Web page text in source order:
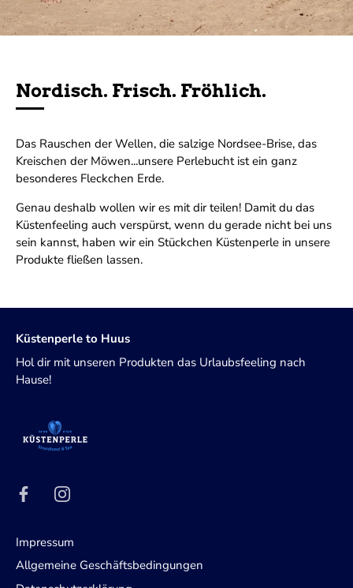
Nordisch. Frisch. Fröhlich.
Das Rauschen der Wellen, die salzige Nordsee-Brise, das
Kreischen der Möwen...unsere Perlebucht ist ein ganz
besonderes Fleckchen Erde.
Genau deshalb wollen wir es mit dir teilen! Damit du das
Küstenfeeling auch verspürst, wenn du gerade nicht bei uns
sein kannst, haben wir ein Stückchen Küstenperle in unsere
Produkte fließen lassen.
Küstenperle to Huus
Hol dir mit unseren Produkten das Urlaubsfeeling nach
Hause!
Impressum
Allgemeine Geschäftsbedingungen